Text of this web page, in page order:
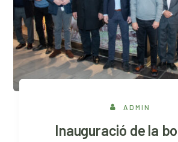
ADMIN
Inauguració de la